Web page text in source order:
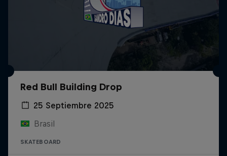
Red Bull Building Drop
25 Septiembre 2025
Brasil
SKATEBOARD